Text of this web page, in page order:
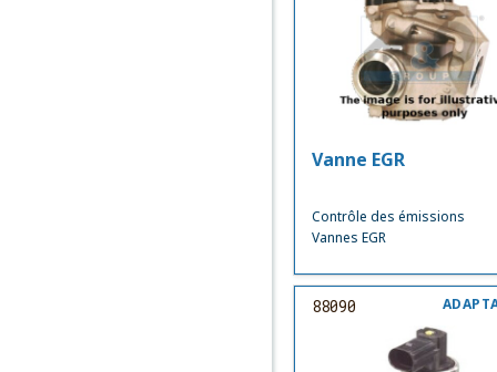
Vanne EGR
Contrôle des émissions
Vannes EGR
88090